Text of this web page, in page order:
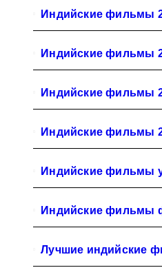
Индийские фильмы
Индийские фильмы
Индийские фильмы
Индийские фильмы
Индийские фильмы
Индийские фильмы
Лучшие индийские